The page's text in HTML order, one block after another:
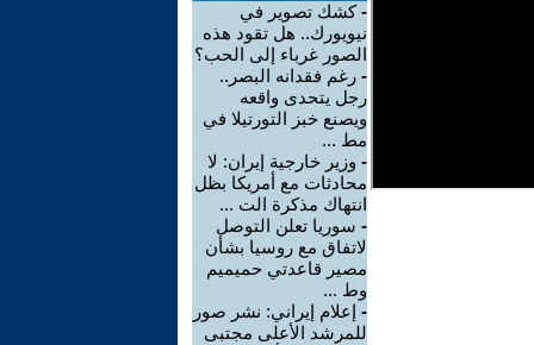
-كشك تصوير في
نيويورك.. هل تقود هذه
الصور غرباء إلى الحب؟
- رغم فقدانه البصر..
رجل يتحدى واقعه
ويصنع خبز التورتيلا في
مط ...
- وزير خارجية إيران: لا
محادثات مع أمريكا بظل
انتهاك مذكرة الت ...
- سوريا تعلن التوصل
لاتفاق مع روسيا بشأن
مصير قاعدتي حميميم
وط ...
- إعلام إيراني: نشر صور
للمرشد الأعلى مجتبى